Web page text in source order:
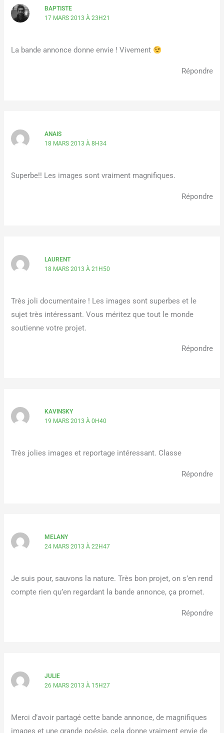
BAPTISTE
17 MARS 2013 À 23H21
La bande annonce donne envie ! Vivement
Répondre
ANAIS
18 MARS 2013 À 8H34
Superbe!! Les images sont vraiment magnifiques.
Répondre
LAURENT
18 MARS 2013 À 21H50
Très joli documentaire ! Les images sont superbes et le
sujet très intéressant. Vous méritez que tout le monde
soutienne votre projet.
Répondre
KAVINSKY
19 MARS 2013 À 0H40
Très jolies images et reportage intéressant. Classe
Répondre
MELANY
24 MARS 2013 À 22H47
Je suis pour, sauvons la nature. Très bon projet, on s’en rend
compte rien qu’en regardant la bande annonce, ça promet.
Répondre
JULIE
26 MARS 2013 À 15H27
Merci d’avoir partagé cette bande annonce, de magnifiques
images et une grande poésie, cela donne vraiment envie de